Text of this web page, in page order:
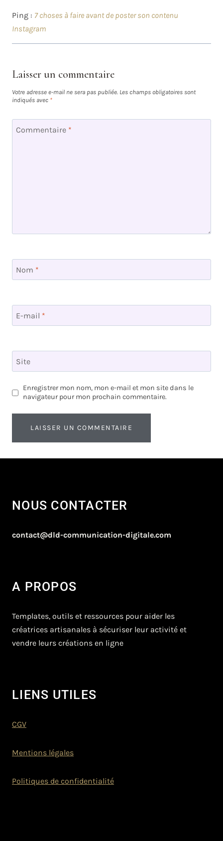
Ping : 7 choses à faire avant de poster son contenu
Instagram
Laisser un commentaire
Votre adresse e-mail ne sera pas publiée. Les champs obligatoires sont
indiqués avec *
Commentaire *
Nom *
E-mail *
Site
Enregistrer mon nom, mon e-mail et mon site dans le
navigateur pour mon prochain commentaire.
NOUS CONTACTER
contact@dld-communication-digitale.com
A PROPOS
Templates, outils et ressources pour aider les
créatrices artisanales à sécuriser leur activité et
vendre leurs créations en ligne
LIENS UTILES
CGV
Mentions légales
Politiques de confidentialité